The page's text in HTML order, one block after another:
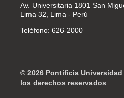
Av. Universitaria 1801 San
Lima 32, Lima - Perú
Teléfono: 626-2000
© 2026 Pontificia
los derechos reservados